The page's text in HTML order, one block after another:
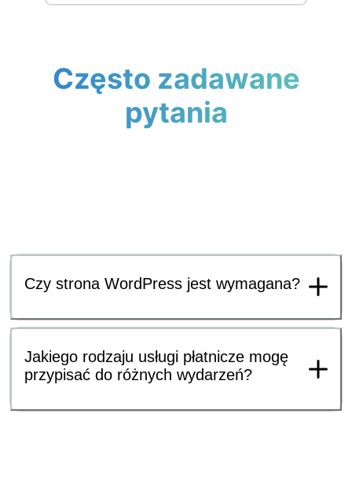
Często zadawane
pytania
Czy strona WordPress jest wymagana?
Jakiego rodzaju usługi płatnicze mogę
przypisać do różnych wydarzeń?